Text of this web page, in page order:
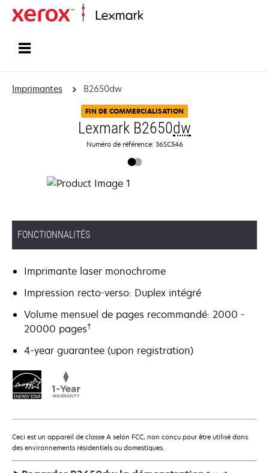
Imprimantes B2650dw
FIN DE COMMERCIALISATION
Lexmark B2650dw
Numéro de référence: 36SC546
FONCTIONNALITÉS
Imprimante laser monochrome
Impression recto-verso: Duplex intégré
Volume mensuel de pages recommandé: 2000 -
20000 pages†
4-year guarantee (upon registration)
Ceci est un appareil de classe A selon FCC, non conçu pour être utilisé dans
des environnements résidentiels ou domestiques.